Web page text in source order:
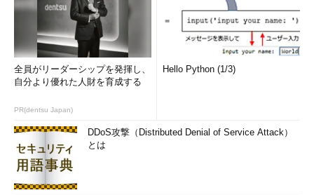
全員がリーダーシップを発揮し、
自分より優れた人財を育成する
PR(dentsu Japan)
Hello Python (1/3)
DDoS攻撃（Distributed Denial of Service Attack）
とは